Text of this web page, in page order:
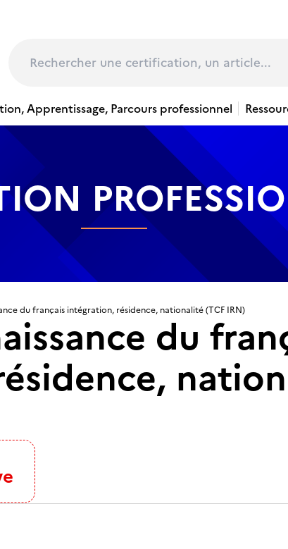
Apprentissage, Parcours professionnel
du français intégration, résidence, nationalité (TCF IRN)
du